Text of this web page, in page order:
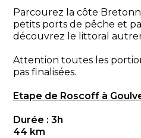
Parcourez la côte
petits ports de pêche et
découvrez le littoral
Attention toutes les
pas finalisées.
Etape de Roscoff à
Durée : 3h
44 km